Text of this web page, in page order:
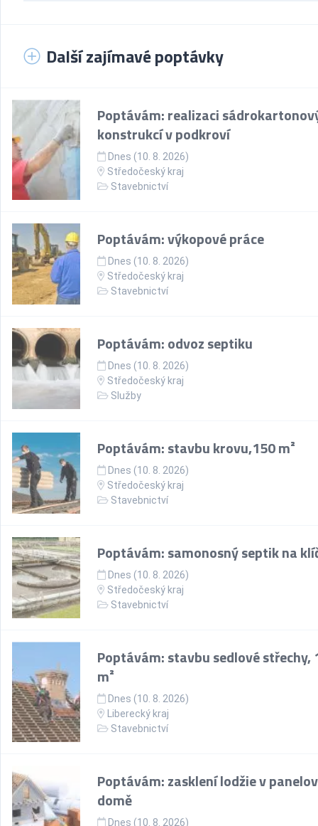
Další zajímavé poptávky
Poptávám: realizaci
konstrukcí v podkroví
Dnes (10. 8. 2026)
Středočeský kraj
Stavebnictví
Poptávám: výkopové práce
Dnes (10. 8. 2026)
Středočeský kraj
Stavebnictví
Poptávám: odvoz septiku
Dnes (10. 8. 2026)
Středočeský kraj
Služby
Poptávám: stavbu krovu,150 m²
Dnes (10. 8. 2026)
Středočeský kraj
Stavebnictví
Poptávám: samonosný septik na
Dnes (10. 8. 2026)
Středočeský kraj
Stavebnictví
Poptávám: stavbu sedlové střechy,
m²
Dnes (10. 8. 2026)
Liberecký kraj
Stavebnictví
Poptávám: zasklení lodžie v
domě
Dnes (10. 8. 2026)